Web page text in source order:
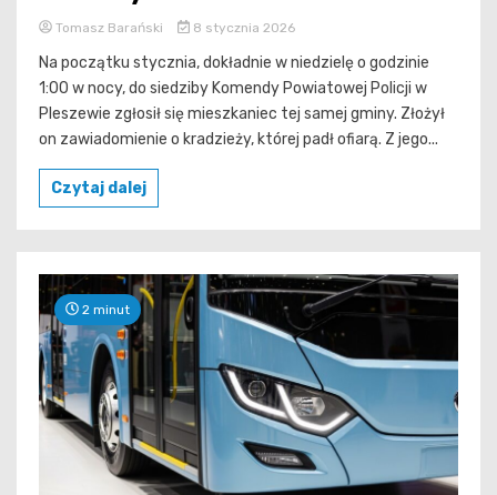
Tomasz Barański 8 stycznia 2026
Na początku stycznia, dokładnie w niedzielę o godzinie
1:00 w nocy, do siedziby Komendy Powiatowej Policji w
Pleszewie zgłosił się mieszkaniec tej samej gminy. Złożył
on zawiadomienie o kradzieży, której padł ofiarą. Z jego...
Czytaj dalej
2 minut